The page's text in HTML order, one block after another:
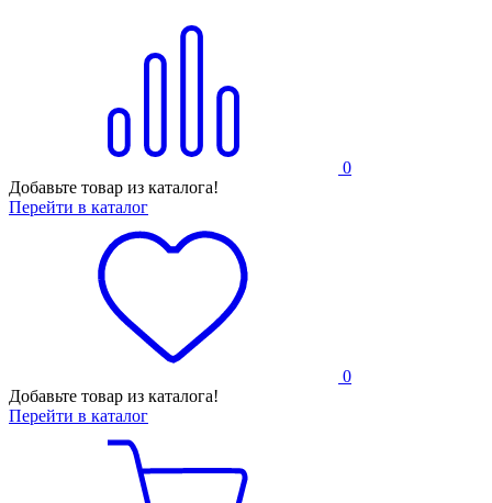
0
Добавьте товар из каталога!
Перейти в каталог
0
Добавьте товар из каталога!
Перейти в каталог